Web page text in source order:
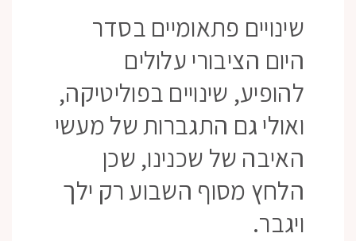
שינויים פתאומיים בסדר
היום הציבורי עלולים
להופיע, שינויים בפוליטיקה,
ואולי גם התגברות של מעשי
האיבה של שכנינו, שכן
הלחץ מסוף השבוע רק ילך
ויגבר.